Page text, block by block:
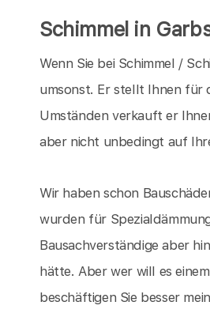
Schimmel in
Wenn Sie bei Schimmel /
umsonst. Er stellt Ihnen für
Umständen verkauft er
aber nicht unbedingt auf
Wir haben schon
wurden für
Bausachverständige aber
hätte. Aber wer will es
beschäftigen Sie besser